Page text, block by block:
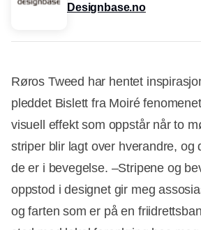
Designbase.no
Røros Tweed har hentet
pleddet Bislett fra Moiré
visuell effekt som oppstår når to
striper blir lagt over hverandre, og
de er i bevegelse. –Stripene og
oppstod i designet gir meg
og farten som er på en